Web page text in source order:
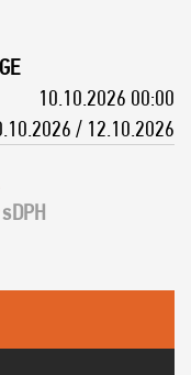
10.10.2026 00:00
/ 12.10.2026
sDPH